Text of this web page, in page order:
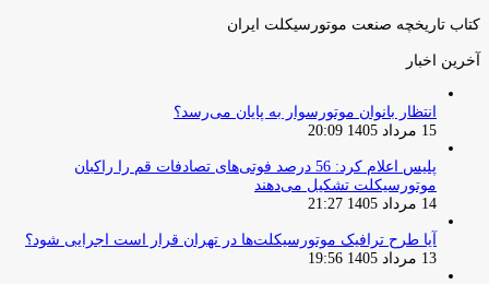
کتاب تاریخچه صنعت موتورسیکلت ایران
آخرین اخبار
انتظار بانوان موتورسوار به پایان می‌رسد؟
15 مرداد 1405 20:09
پلیس اعلام کرد: 56 درصد فوتی‌های تصادفات قم را راکبان
موتورسیکلت تشکیل می‌دهند
14 مرداد 1405 21:27
آیا طرح ترافیک موتورسیکلت‌ها در تهران قرار است اجرایی شود؟
13 مرداد 1405 19:56